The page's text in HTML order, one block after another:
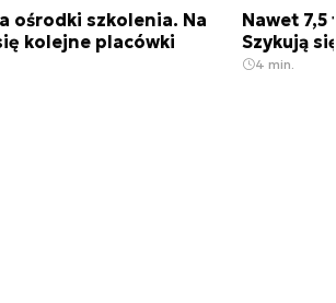
ośrodki szkolenia. Na
kolejne placówki
Nawet
Szykują
4 min.